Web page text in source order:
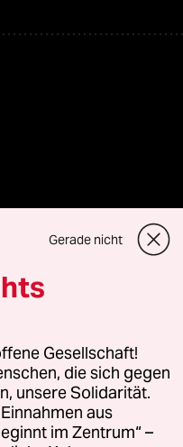
oder für Genehmigungen
Richtlinien
Gerade nicht
Gesellschaft!
die sich gegen
unsere Solidarität.
aus
im Zentrum“ –